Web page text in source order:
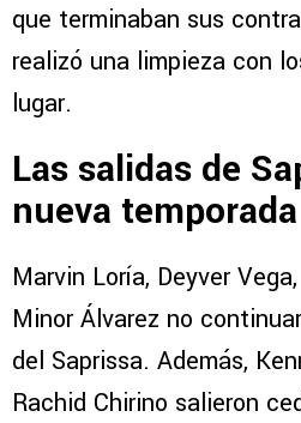
que terminaban sus
realizó una limpieza con
lugar.
Las salidas de
nueva temporada
Marvin Loría, Deyver
Minor Álvarez no
del Saprissa. Además,
Rachid Chirino salieron